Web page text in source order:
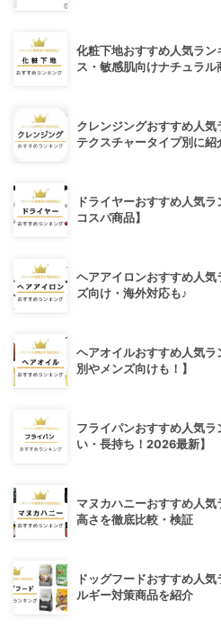
化粧下地おすすめ人気ラ
ス・敏感肌向けナチュラル
クレンジングおすすめ人
テクスチャータイプ別に紹
ドライヤーおすすめ人気
コスパ商品】
ヘアアイロンおすすめ人
ズ向け・海外対応も♪
ヘアオイルおすすめ人気
別やメンズ向けも！】
フライパンおすすめ人気
い・長持ち！2026最新】
マヌカハニーおすすめ人
高さを徹底比較・検証
ドッグフードおすすめ人
ルギー対策商品を紹介